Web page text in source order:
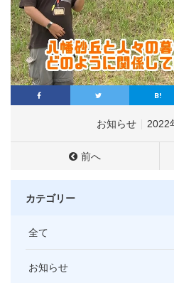
お知らせ 2022
前へ
カテゴリー
全て
お知らせ